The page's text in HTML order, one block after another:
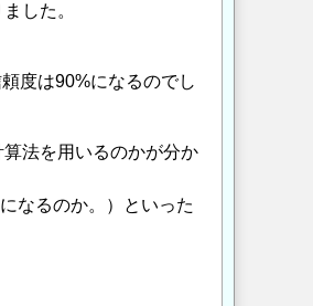
した。
度は90%になるのでし
法を用いるのかが分か
なるのか。）といった